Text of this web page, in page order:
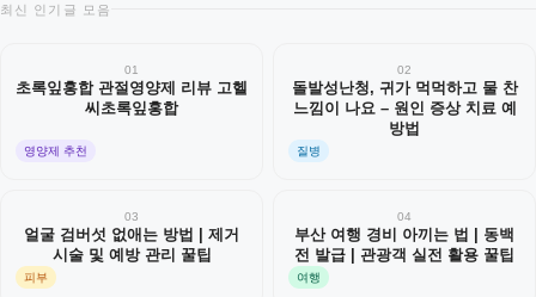
최신 인기글 모음
01
초록잎홍합 관절영양제 리뷰 고헬
씨초록잎홍합
영양제 추천
02
돌발성난청, 귀가 먹먹하고 물 찬
느낌이 나요 – 원인 증상 치료 예
방법
질병
03
얼굴 검버섯 없애는 방법 | 제거
시술 및 예방 관리 꿀팁
피부
04
부산 여행 경비 아끼는 법 | 동백
전 발급 | 관광객 실전 활용 꿀팁
여행